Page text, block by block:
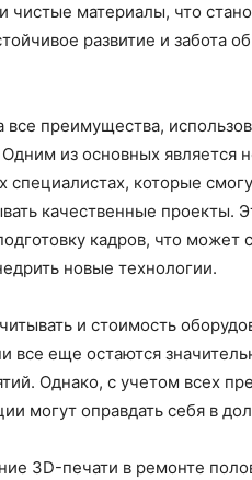
чистые материалы, что
развитие и забота
преимущества,
из основных является
которые
качественные проекты.
кадров, что может
новые технологии.
и стоимость
все еще остаются
Однако, с учетом всех
могут оправдать себя в
3D-печати в ремонте